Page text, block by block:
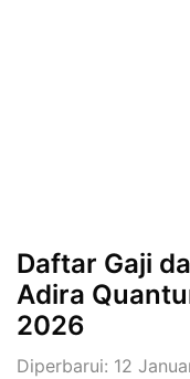
Daftar Gaji
Adira
2026
Diperbarui: 12